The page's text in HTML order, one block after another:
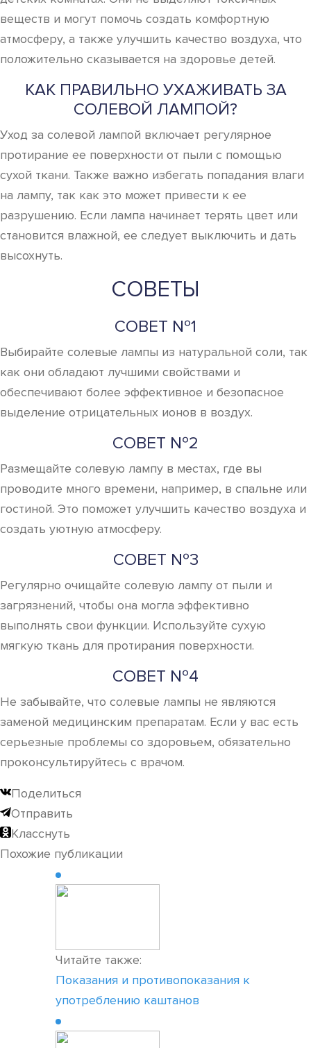
веществ и могут помочь создать комфортную
атмосферу, а также улучшить качество воздуха, что
положительно сказывается на здоровье детей.
КАК ПРАВИЛЬНО УХАЖИВАТЬ ЗА
СОЛЕВОЙ ЛАМПОЙ?
Уход за солевой лампой включает регулярное
протирание ее поверхности от пыли с помощью
сухой ткани. Также важно избегать попадания влаги
на лампу, так как это может привести к ее
разрушению. Если лампа начинает терять цвет или
становится влажной, ее следует выключить и дать
высохнуть.
СОВЕТЫ
СОВЕТ №1
Выбирайте солевые лампы из натуральной соли, так
как они обладают лучшими свойствами и
обеспечивают более эффективное и безопасное
выделение отрицательных ионов в воздух.
СОВЕТ №2
Размещайте солевую лампу в местах, где вы
проводите много времени, например, в спальне или
гостиной. Это поможет улучшить качество воздуха и
создать уютную атмосферу.
СОВЕТ №3
Регулярно очищайте солевую лампу от пыли и
загрязнений, чтобы она могла эффективно
выполнять свои функции. Используйте сухую
мягкую ткань для протирания поверхности.
СОВЕТ №4
Не забывайте, что солевые лампы не являются
заменой медицинским препаратам. Если у вас есть
серьезные проблемы со здоровьем, обязательно
проконсультируйтесь с врачом.
Поделиться
Отправить
Класснуть
Похожие публикации
Читайте также:
Показания и противопоказания к
употреблению каштанов